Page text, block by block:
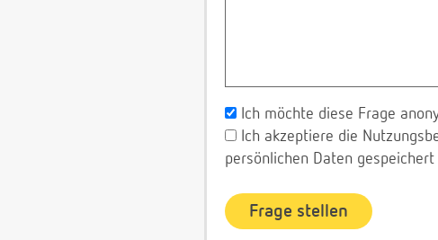
Ich möchte diese Frage
Ich akzeptiere die
persönlichen Daten gespeichert